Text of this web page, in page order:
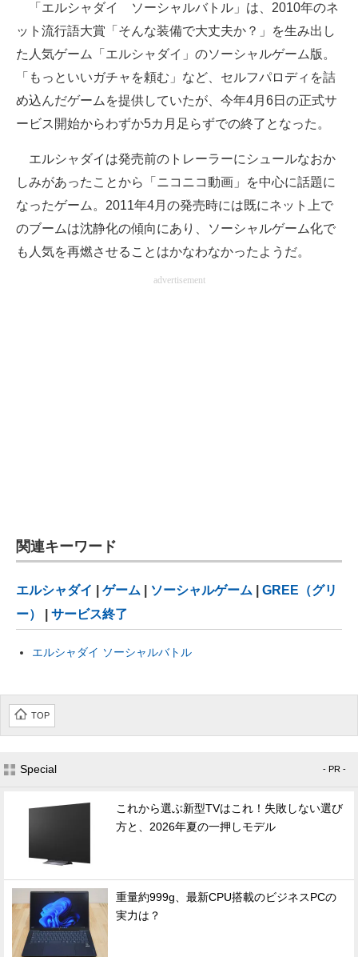
企業向けIT製品の総合サイト
IT製品の技術・比較・事例
製造業のIT導入・活用を支援
モノづくり技術者専門サイト
エレクトロニクス専門サイト
電子設計の基本と応用
エネルギーの専門メディア
「エルシャダイ ソーシャルバトル」は、2010年のネ
ット流行語大賞「そんな装備で大丈夫か？」を生み出し
た人気ゲーム「エルシャダイ」のソーシャルゲーム版。
「もっといいガチャを頼む」など、セルフパロディを詰
め込んだゲームを提供していたが、今年4月6日の正式サ
ービス開始からわずか5カ月足らずでの終了となった。
エルシャダイは発売前のトレーラーにシュールなおか
しみがあったことから「ニコニコ動画」を中心に話題に
なったゲーム。2011年4月の発売時には既にネット上で
のブームは沈静化の傾向にあり、ソーシャルゲーム化で
も人気を再燃させることはかなわなかったようだ。
advertisement
関連キーワード
エルシャダイ ゲーム ソーシャルゲーム
GREE（グリ
ー）
サービス終了
エルシャダイ ソーシャルバトル
TOP
Special - PR -
これから選ぶ新型TVはこれ！失敗しない選び
方と、2026年夏の一押しモデル
重量約999g、最新CPU搭載のビジネスPCの
実力は？